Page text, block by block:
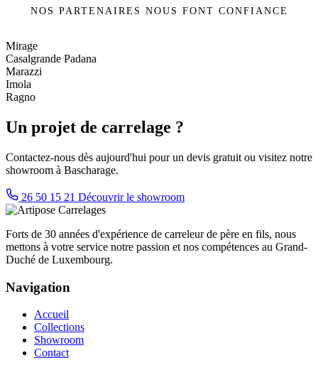
NOS PARTENAIRES NOUS FONT CONFIANCE
Mirage
Casalgrande Padana
Marazzi
Imola
Ragno
Un projet de carrelage ?
Contactez-nous dès aujourd'hui pour un devis gratuit ou visitez notre
showroom à Bascharage.
26 50 15 21 Découvrir le showroom
Forts de 30 années d'expérience de carreleur de père en fils, nous
mettons à votre service notre passion et nos compétences au Grand-
Duché de Luxembourg.
Navigation
Accueil
Collections
Showroom
Contact